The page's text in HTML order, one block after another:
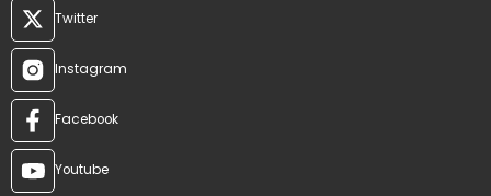
Twitter
Instagram
Facebook
Youtube